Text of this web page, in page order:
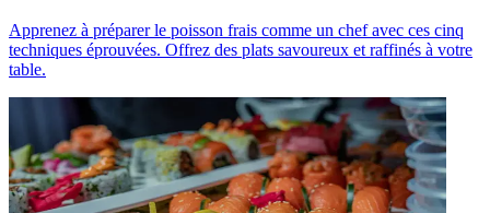
Apprenez à préparer le poisson frais comme un chef avec ces cinq
techniques éprouvées. Offrez des plats savoureux et raffinés à votre
table.